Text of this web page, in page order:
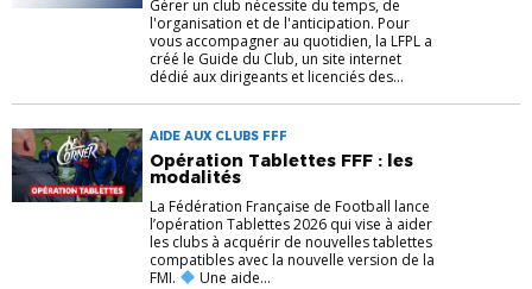
Gérer un club nécessite du temps, de
l'organisation et de l'anticipation. Pour
vous accompagner au quotidien, la LFPL a
créé le Guide du Club, un site internet
dédié aux dirigeants et licenciés des...
AIDE AUX CLUBS FFF
Opération Tablettes FFF : les
modalités
La Fédération Française de Football lance
l’opération Tablettes 2026 qui vise à aider
les clubs à acquérir de nouvelles tablettes
compatibles avec la nouvelle version de la
FMI.
Une aide...